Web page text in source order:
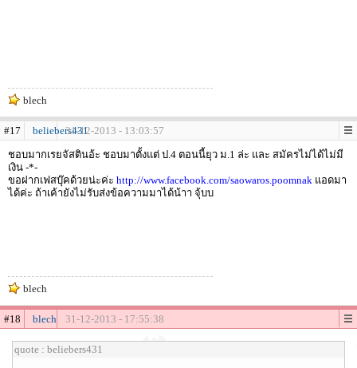
blech
#17 beliebers43131-12-2013 - 13:03:57
ชอบมากเรยจัสตินอ้ะ ชอบมาตั้งแต่ ป.4 ตอนนี้ยุว ม.1 ล่ะ และ สมัครไม่ได้ไม่มี
เงิน -*-
ขอฝากเฟสบุ๊คด้วยน่ะค่ะ http://www.facebook.com/saowaros.poomnak แอดมา
ได้ค่ะ ถ้าเค้ายังไม่รับส่งข้อความมาได้น้าา จุ้บบ
blech
#18 blech 31-12-2013 - 17:55:38
quote : beliebers431